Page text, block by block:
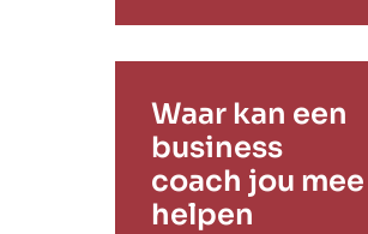
Waar kan een
business
coach jou mee
helpen